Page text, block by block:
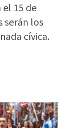
15 de
serán los
cívica.